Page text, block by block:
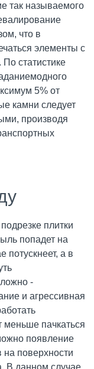
так называемого
что в
элементы с
статистике
5% от
камни следует
производя
плитки
попадет на
потускнеет, а в
-
и агрессивная
меньше пачкаться
появление
поверхности
В данном случае